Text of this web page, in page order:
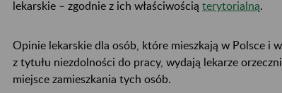
lekarskie – zgodnie z ich właściwością terytorialną.
Opinie lekarskie dla osób, które mieszkają w Polsce i
z tytułu niezdolności do pracy, wydają lekarze
miejsce zamieszkania tych osób.